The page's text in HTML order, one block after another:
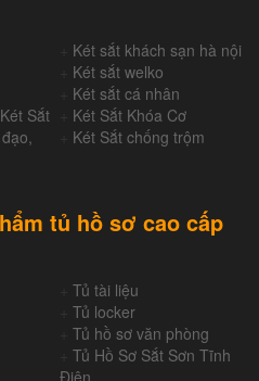
Két sắt khách sạn hà nội
Két sắt welko
Két sắt cá nhân
Sắt Két Sắt Khóa Cơ
Két Sắt chống trộm
tủ hồ sơ cao cấp
Tủ tài liệu
Tủ locker
Tủ hồ sơ văn phòng
Tủ Hồ Sơ Sắt Sơn Tĩnh
Điện